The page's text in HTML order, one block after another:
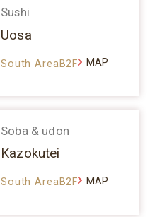
Sushi
Uosa
South AreaB2F MAP
Soba & udon
Kazokutei
South AreaB2F MAP